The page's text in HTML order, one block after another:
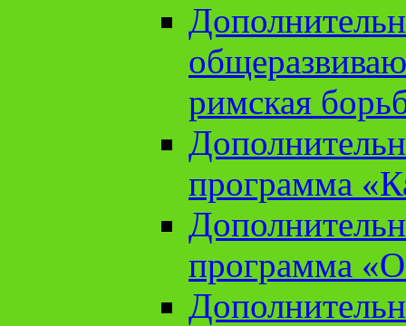
римская
программа
программа